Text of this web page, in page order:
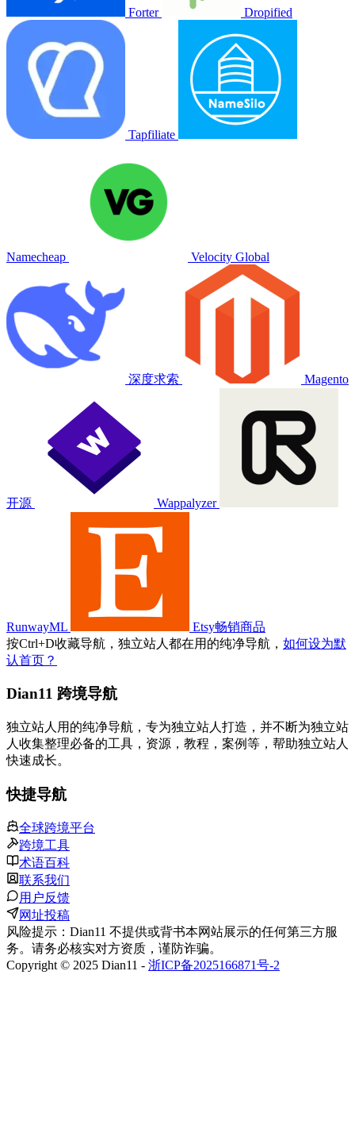
Forter Dropified
Tapfiliate
Namecheap Velocity Global
深度求索 Magento
开源 Wappalyzer
RunwayML
Etsy畅销商品
按Ctrl+D收藏导航，独立站人都在用的纯净导航， 如何设为默
认首页？
Dian11 跨境导航
独立站人用的纯净导航，专为独立站人打造，并不断为独立站
人收集整理必备的工具，资源，教程，案例等，帮助独立站人
快速成长。
快捷导航
全球跨境平台
跨境工具
术语百科
联系我们
用户反馈
网址投稿
风险提示：Dian11 不提供或背书本网站展示的任何第三方服
务。请务必核实对方资质，谨防诈骗。
Copyright © 2025 Dian11 - 浙ICP备2025166871号-2